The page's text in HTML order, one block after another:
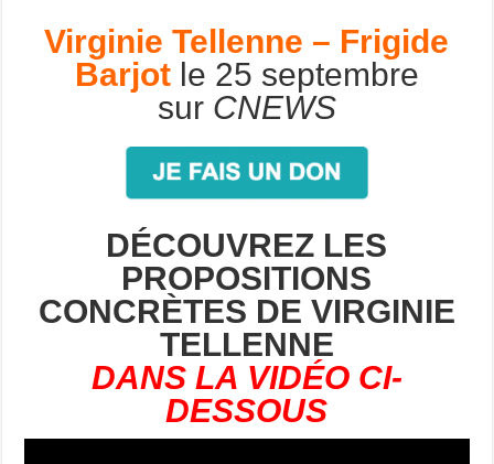
Virginie Tellenne – Frigide
Barjot le 25 septembre
sur CNEWS
DÉCOUVREZ LES
PROPOSITIONS
CONCRÈTES DE VIRGINIE
TELLENNE
DANS LA VIDÉO CI-
DESSOUS